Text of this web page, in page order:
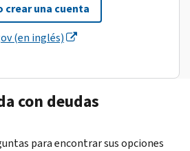
crear una cuenta
(en inglés)
con deudas
para encontrar sus opciones